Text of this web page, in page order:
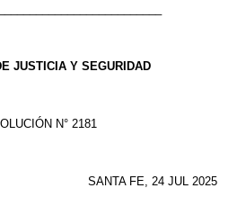
JUSTICIA Y SEGURIDAD
N° 2181
SANTA FE, 24 JUL 2025